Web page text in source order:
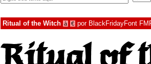
Ritual of the Witch à € por BlackFridayFont